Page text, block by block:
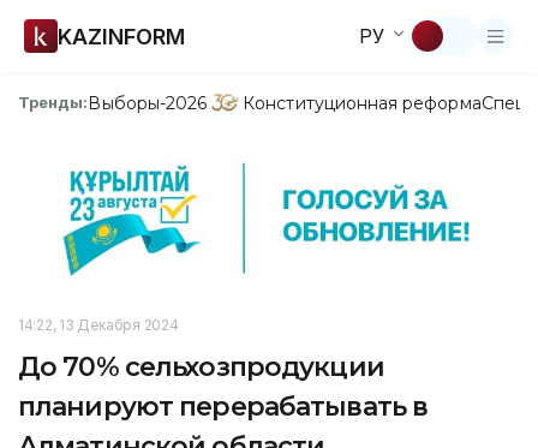
KAZINFORM РУ
Тренды:Выборы-2026 Конституционная реформа
14:22, 13 Декабря 2024
До 70% сельхозпродукции
планируют перерабатывать в